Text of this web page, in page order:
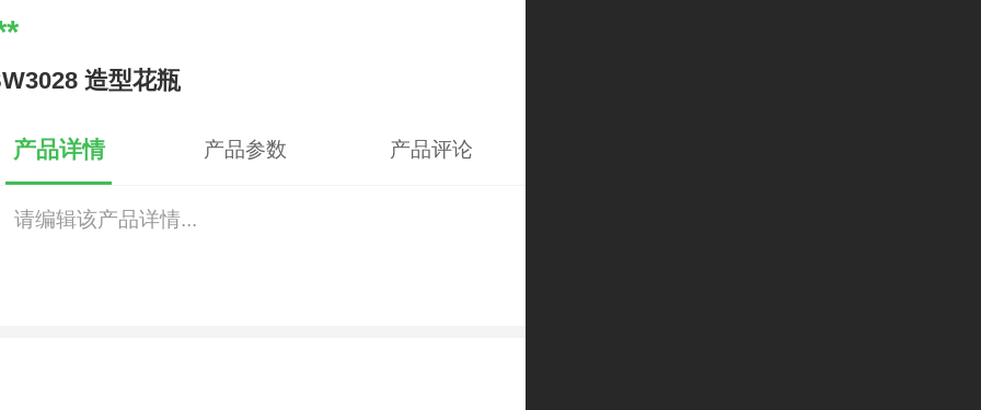
造型花瓶
产品详情 产品参数 产品评论
请编辑该产品详情...